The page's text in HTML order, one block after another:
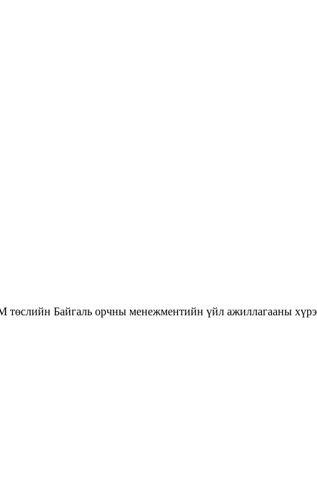
Байгаль орчны менежментийн үйл ажиллагааны